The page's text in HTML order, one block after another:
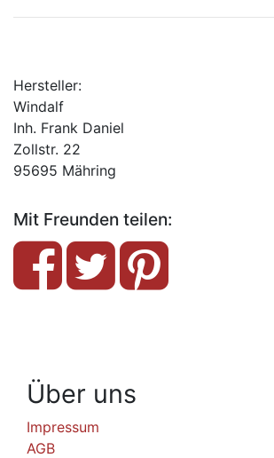
Hersteller:
Windalf
Inh. Frank Daniel
Zollstr. 22
95695 Mähring
Mit Freunden teilen:
Über uns
Impressum
AGB